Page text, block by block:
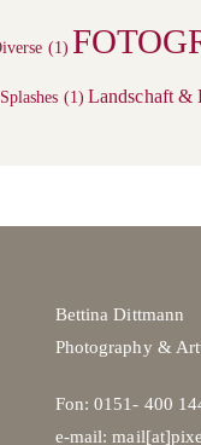
(1)
(1) Landschaft &
Bettina Dittmann
Photography &
Fon: 0151- 400
e-mail: